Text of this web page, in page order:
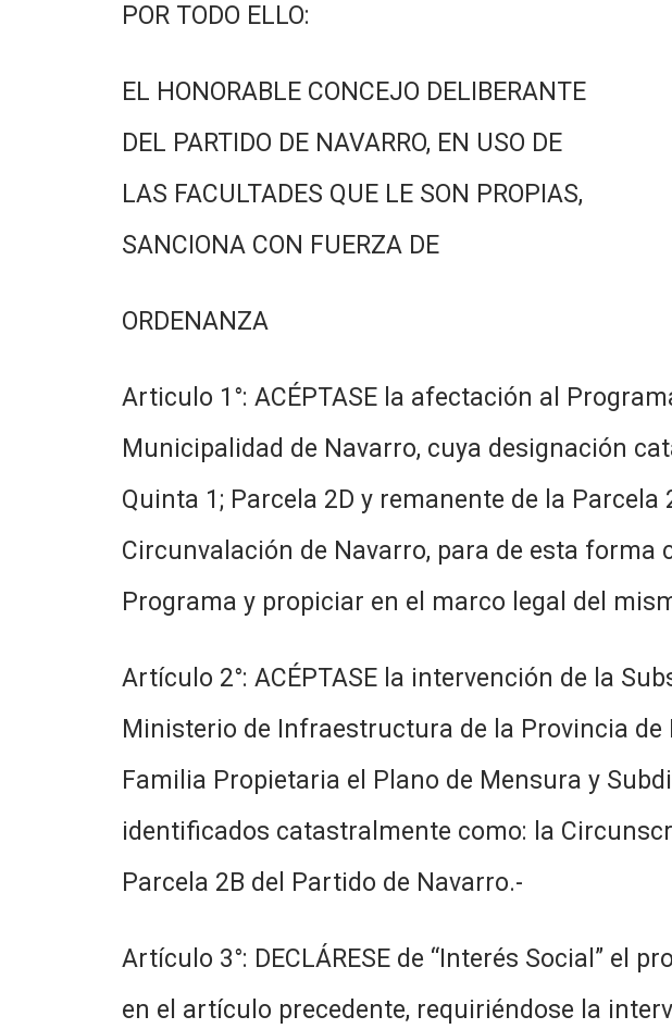
POR TODO ELLO:
EL HONORABLE CONCEJO DELIBERANTE
DEL PARTIDO DE NAVARRO, EN USO DE
LAS FACULTADES QUE LE SON PROPIAS,
SANCIONA CON FUERZA DE
ORDENANZA
Articulo 1°: ACÉPTASE la afectación al
Municipalidad de Navarro, cuya designación
Quinta 1; Parcela 2D y remanente de la
Circunvalación de Navarro, para de esta
Programa y propiciar en el marco legal del
Artículo 2°: ACÉPTASE la intervención de la
Ministerio de Infraestructura de la Provincia
Familia Propietaria el Plano de Mensura y
identificados catastralmente como: la
Parcela 2B del Partido de Navarro.-
Artículo 3°: DECLÁRESE de “Interés Social” el
en el artículo precedente, requiriéndose la